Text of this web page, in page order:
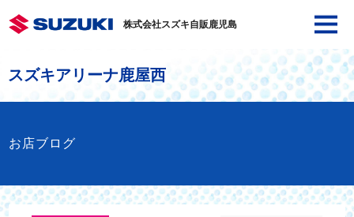
株式会社スズキ自販鹿児島
スズキアリーナ鹿屋西
お店ブログ